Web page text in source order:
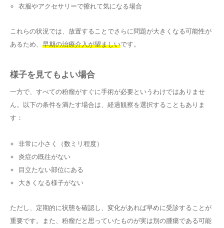
衣服やアクセサリーで擦れて気になる場合
これらの状況では、放置することでさらに問題が大きくなる可能性が
あるため、 早期の治療介入が望ましいです。
様子を見てもよい場合
一方で、すべての粉瘤がすぐに手術が必要というわけではありませ
ん。以下の条件を満たす場合は、経過観察を選択することもありま
す：
非常に小さく（数ミリ程度）
炎症の既往がない
目立たない部位にある
大きくなる様子がない
ただし、定期的に状態を確認し、変化があれば早めに受診することが
重要です。また、粉瘤だと思っていたものが実は別の腫瘍である可能